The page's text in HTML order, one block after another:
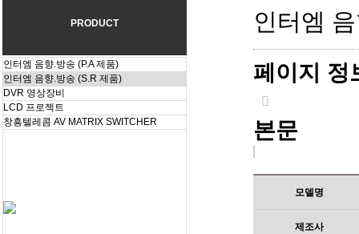
PRODUCT
인터엠 음향.방송 (P.A 제품)
인터엠 음향.방송 (S.R 제품)
DVR 영상장비
LCD 프로젝트
창흥텔레콤 AV MATRIX SWITCHER
인터엠
페이지 정
본문
모델명
제조사